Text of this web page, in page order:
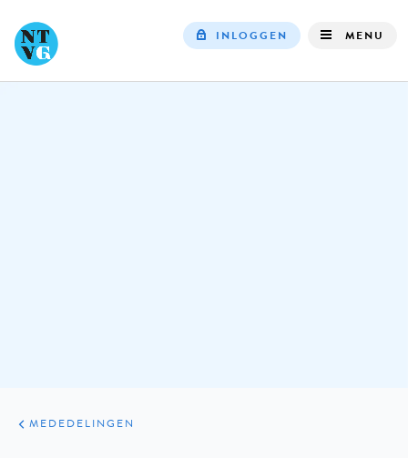
INLOGGEN MENU
ARTIKELEN
VARIA
MEDEDELINGEN